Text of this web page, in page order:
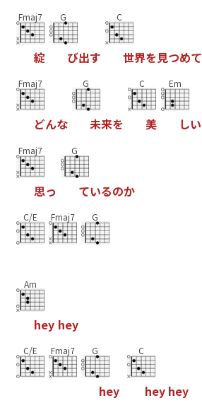
Fmaj7
綻
G
び出す
C
世界を見つめて
Fmaj7
どんな
G
未来を
C
美
Em
しい
Fmaj7
思っ
G
ているのか
C/E Fmaj7 G
Am
hey hey
C/E Fmaj7 G
hey
C
hey hey